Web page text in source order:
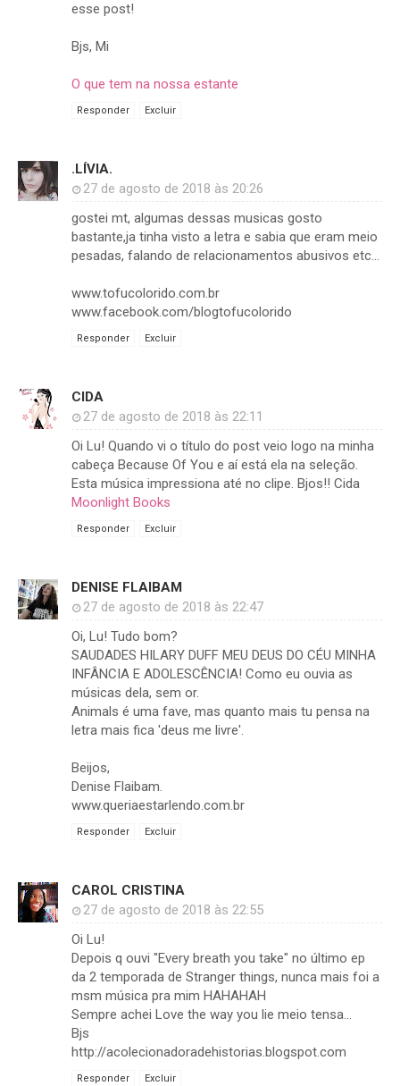
esse post!
Bjs, Mi
O que tem na nossa estante
Responder Excluir
.LÍVIA.
27 de agosto de 2018 às 20:26
gostei mt, algumas dessas musicas gosto
bastante,ja tinha visto a letra e sabia que eram meio
pesadas, falando de relacionamentos abusivos etc...
www.tofucolorido.com.br
www.facebook.com/blogtofucolorido
Responder Excluir
CIDA
27 de agosto de 2018 às 22:11
Oi Lu! Quando vi o título do post veio logo na minha
cabeça Because Of You e aí está ela na seleção.
Esta música impressiona até no clipe. Bjos!! Cida
Moonlight Books
Responder Excluir
DENISE FLAIBAM
27 de agosto de 2018 às 22:47
Oi, Lu! Tudo bom?
SAUDADES HILARY DUFF MEU DEUS DO CÉU MINHA
INFÂNCIA E ADOLESCÊNCIA! Como eu ouvia as
músicas dela, sem or.
Animals é uma fave, mas quanto mais tu pensa na
letra mais fica 'deus me livre'.
Beijos,
Denise Flaibam.
www.queriaestarlendo.com.br
Responder Excluir
CAROL CRISTINA
27 de agosto de 2018 às 22:55
Oi Lu!
Depois q ouvi "Every breath you take" no último ep
da 2 temporada de Stranger things, nunca mais foi a
msm música pra mim HAHAHAH
Sempre achei Love the way you lie meio tensa...
Bjs
http://acolecionadoradehistorias.blogspot.com
Responder Excluir